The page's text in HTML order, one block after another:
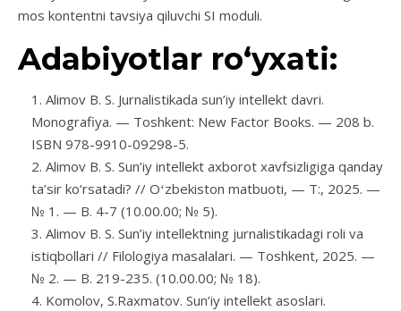
mos kontentni tavsiya qiluvchi SI moduli.
Adabiyotlar ro‘yxati:
Alimov B. S. Jurnalistikada sun’iy intellekt davri.
Monografiya. — Toshkent: New Factor Books. — 208 b.
ISBN 978-9910-09298-5.
Alimov B. S. Sun’iy intellekt axborot xavfsizligiga qanday
ta’sir ko‘rsatadi? // Oʻzbekiston matbuoti, — T:, 2025. —
№ 1. — B. 4-7 (10.00.00; № 5).
Alimov B. S. Sun’iy intellektning jurnalistikadagi roli va
istiqbollari // Filologiya masalalari. — Toshkent, 2025. —
№ 2. — B. 219-235. (10.00.00; № 18).
Komolov, S.Raxmatov. Sun’iy intellekt asoslari.